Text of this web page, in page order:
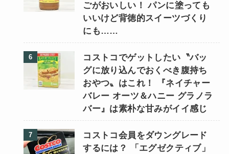
ごがおいしい！ パンに塗っても
いいけど背徳的スイーツづくり
にも……
コストコでゲットしたい〝バッ
グに放り込んでおくべき腹持ち
おやつ〟はこれ！ 『ネイチャー
バレー オーツ＆ハニー グラノラ
バー』は素朴な甘みがイイ感じ
コストコ会員をダウングレード
するには？ 「エグゼクティブ」